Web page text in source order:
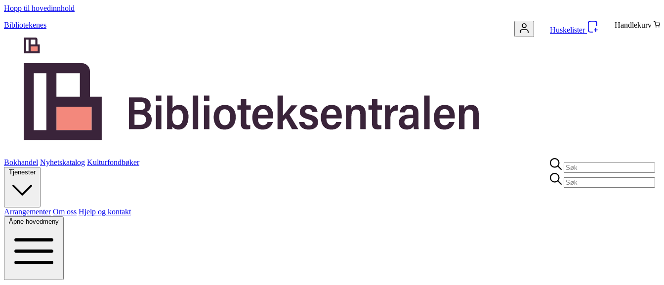
Hopp til hovedinnhold
Bibliotekenes
Bokhandel Nyhetskatalog Kulturfondbøker
Tjenester
Arrangementer Om oss Hjelp og kontakt
Åpne hovedmeny
Huskelister
Handlekurv